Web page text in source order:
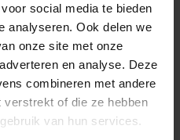
social media te bieden
analyseren. Ook delen we
onze site met onze
en analyse. Deze
combineren met andere
verstrekt of die ze hebben
van hun services.